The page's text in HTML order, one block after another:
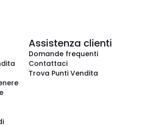
Assistenza clienti
Domande frequenti
Contattaci
Trova Punti Vendita